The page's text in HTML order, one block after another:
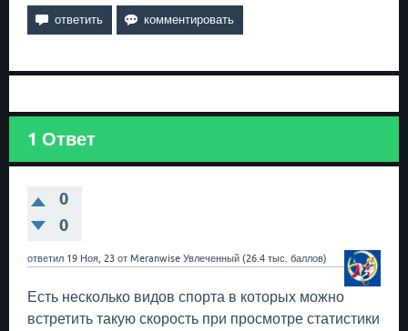
1 Ответ
0
0
ответил 19 Ноя, 23 от Meranwise Увлеченный (26.4 тыс. баллов)
Есть несколько видов спорта в которых можно
встретить такую скорость при просмотре статистики